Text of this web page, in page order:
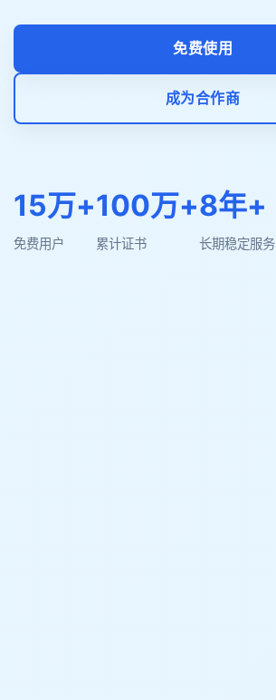
免费使用
成为合作商
15万+
免费用户
100万+
累计证书
8年+
长期稳定服务